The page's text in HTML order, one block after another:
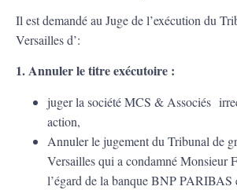
Il est demandé au Juge de l’exécution du
Versailles d’:
1. Annuler le titre exécutoire :
juger la société MCS & Associés
action,
Annuler le jugement du Tribunal de
Versailles qui a condamné Monsieur
l’égard de la banque BNP PARIBAS